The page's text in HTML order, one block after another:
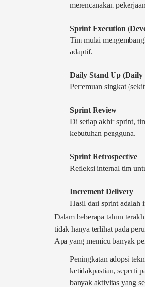
merencanakan
Sprint Execution
Tim mulai
adaptif.
Daily Stand Up (Daily
Pertemuan singkat
Sprint Review
Di setiap akhir sprint,
kebutuhan pengguna.
Sprint Retrospective
Refleksi internal tim
Increment Delivery
Hasil dari sprint adalah
Dalam beberapa tahun
tidak hanya terlihat pada
Apa yang memicu banyak
Peningkatan adopsi
ketidakpastian, seperti
banyak aktivitas yang